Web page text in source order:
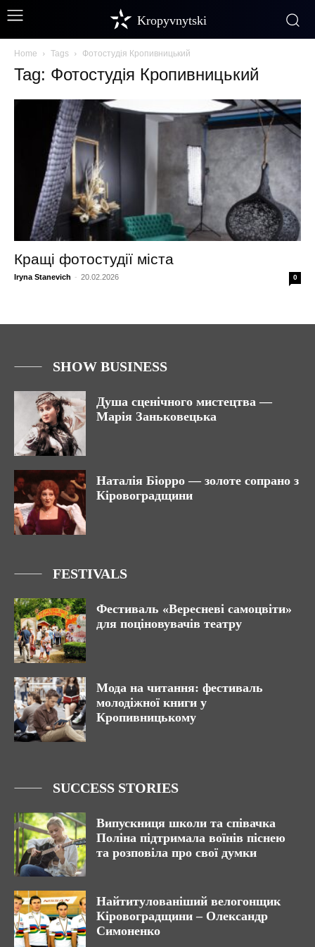
Kropyvnytski
Home Tags Фотостудія Кропивницький
Tag: Фотостудія Кропивницький
Кращі фотостудії міста
Iryna Stanevich - 20.02.2026 0
SHOW BUSINESS
Душа сценічного мистецтва —
Марія Заньковецька
Наталія Біорро — золоте сопрано з
Кіровоградщини
FESTIVALS
Фестиваль «Вересневі самоцвіти»
для поціновувачів театру
Мода на читання: фестиваль
молодіжної книги у
Кропивницькому
SUCCESS STORIES
Випускниця школи та співачка
Поліна підтримала воїнів піснею
та розповіла про свої думки
Найтитулованіший велогонщик
Кіровоградщини – Олександр
Симоненко